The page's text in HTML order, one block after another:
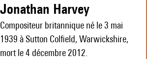
Jonathan Harvey
Compositeur britannique né le 3 mai
1939 à Sutton Colfield, Warwickshire,
mort le 4 décembre 2012.